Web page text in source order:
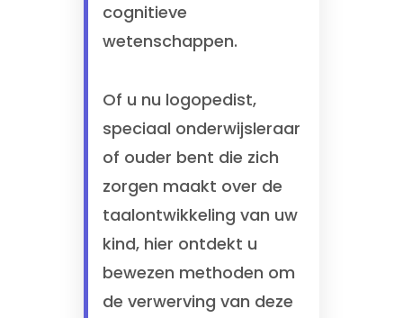
cognitieve
wetenschappen.
Of u nu logopedist,
speciaal onderwijsleraar
of ouder bent die zich
zorgen maakt over de
taalontwikkeling van uw
kind, hier ontdekt u
bewezen methoden om
de verwerving van deze